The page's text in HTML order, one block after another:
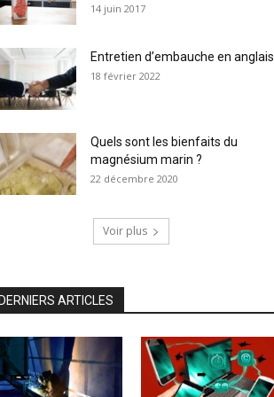
14 juin 2017
Entretien d’embauche en anglais
18 février 2022
Quels sont les bienfaits du
magnésium marin ?
22 décembre 2020
Voir plus
ARTICLES